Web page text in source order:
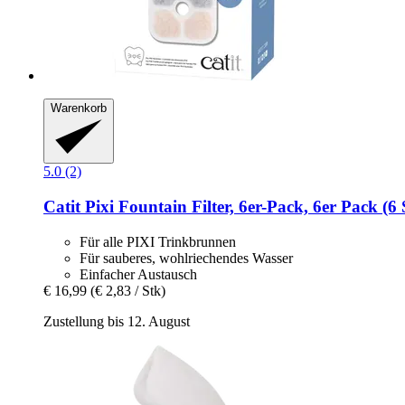
Warenkorb
5.0 (2)
Catit Pixi Fountain Filter, 6er-​Pack, 6er Pack (6
Für alle PIXI Trinkbrunnen
Für sauberes, wohlriechendes Wasser
Einfacher Austausch
€ 16,99 (€ 2,83 / Stk)
Zustellung bis 12. August